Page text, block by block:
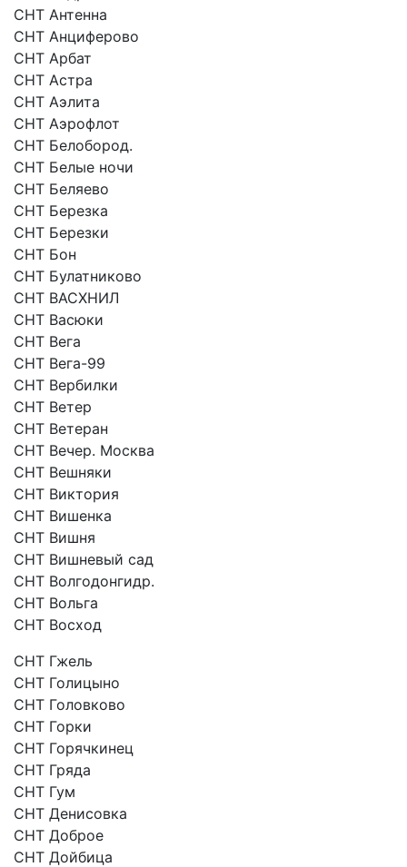
СНТ Антенна
СНТ Анциферово
СНТ Арбат
СНТ Астра
СНТ Аэлита
СНТ Аэрофлот
СНТ Белобород.
СНТ Белые ночи
СНТ Беляево
СНТ Березка
СНТ Березки
СНТ Бон
СНТ Булатниково
СНТ ВАСХНИЛ
СНТ Васюки
СНТ Вега
СНТ Вега-99
СНТ Вербилки
СНТ Ветер
СНТ Ветеран
СНТ Вечер. Москва
СНТ Вешняки
СНТ Виктория
СНТ Вишенка
СНТ Вишня
СНТ Вишневый сад
СНТ Волгодонгидр.
СНТ Вольга
СНТ Восход
СНТ Гжель
СНТ Голицыно
СНТ Головково
СНТ Горки
СНТ Горячкинец
СНТ Гряда
СНТ Гум
СНТ Денисовка
СНТ Доброе
СНТ Дойбица